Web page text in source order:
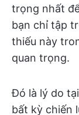
trọng nhất
bạn chỉ tập
thiếu này
quan trọng.
Đó là lý do
bất kỳ chiến